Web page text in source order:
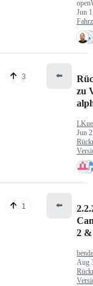
Jun
3 ⬅️
zu
Jun
1 ⬅️
2 &
Aug